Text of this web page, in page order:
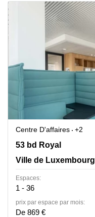
Centre D'affaires
+2
53 bd Royal, Ville de
53 bd Royal
Ville de Luxembourg
Espaces:
1 - 36
prix par espace par mois:
De 869 €